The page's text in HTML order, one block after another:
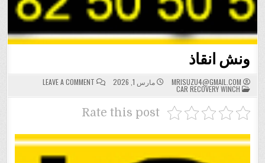
ونش انقاذ
MRISUZU4@GMAIL.COM مارس 1, 2026 LEAVE A COMMENT
ON
ونش
انقاذ
POSTED
IN
CAR RECOVERY WINCH
Rate this post